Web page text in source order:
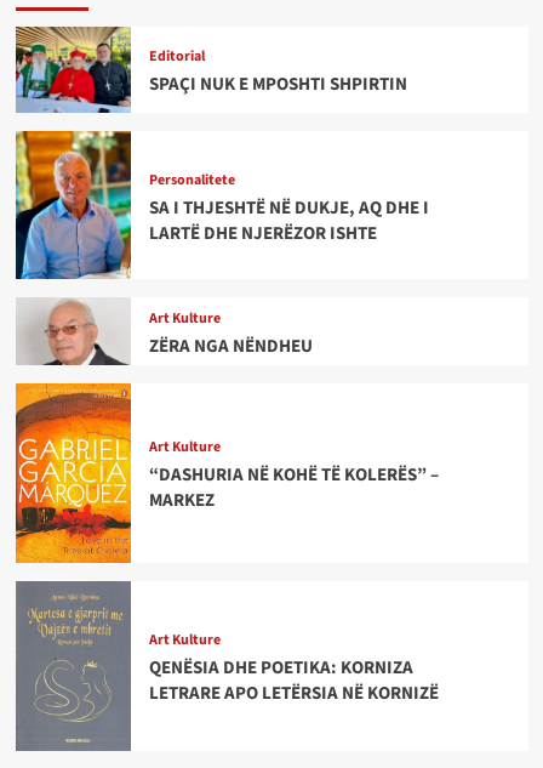
Editorial
SPAÇI NUK E MPOSHTI SHPIRTIN
Personalitete
SA I THJESHTË NË DUKJE, AQ DHE I
LARTË DHE NJERËZOR ISHTE
Art Kulture
ZËRA NGA NËNDHEU
Art Kulture
“DASHURIA NË KOHË TË KOLERËS” –
MARKEZ
Art Kulture
QENËSIA DHE POETIKA: KORNIZA
LETRARE APO LETËRSIA NË KORNIZË